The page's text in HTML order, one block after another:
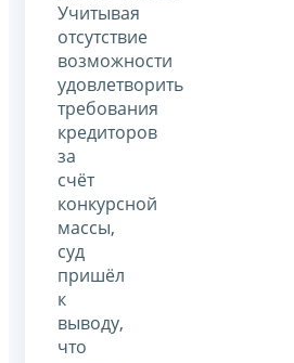
Учитывая
отсутствие
возможности
удовлетворить
требования
кредиторов
за
счёт
конкурсной
массы,
суд
пришёл
к
выводу,
что